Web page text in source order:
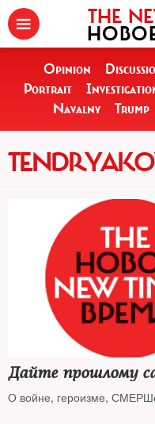
THE
Opinion
Portrait
Navalny
Trump
Дайте прошлому
О войне, героизме,